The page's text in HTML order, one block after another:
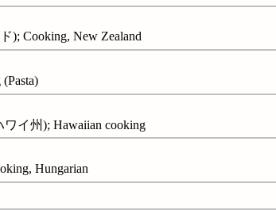
); Cooking, New Zealand
イ州); Hawaiian cooking
Hungarian